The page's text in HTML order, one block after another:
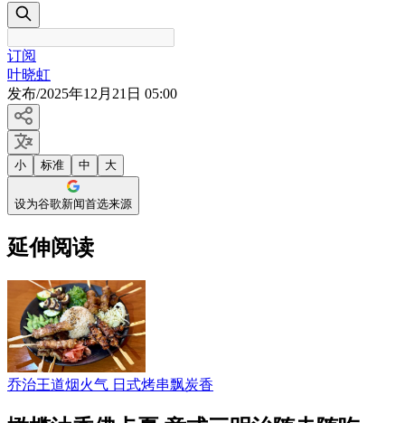
订阅
叶晓虹
发布/2025年12月21日 05:00
小 标准 中 大
设为谷歌新闻首选来源
延伸阅读
乔治王道烟火气 日式烤串飘炭香